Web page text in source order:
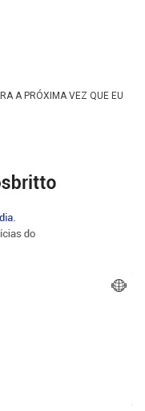
A PRÓXIMA VEZ QUE EU